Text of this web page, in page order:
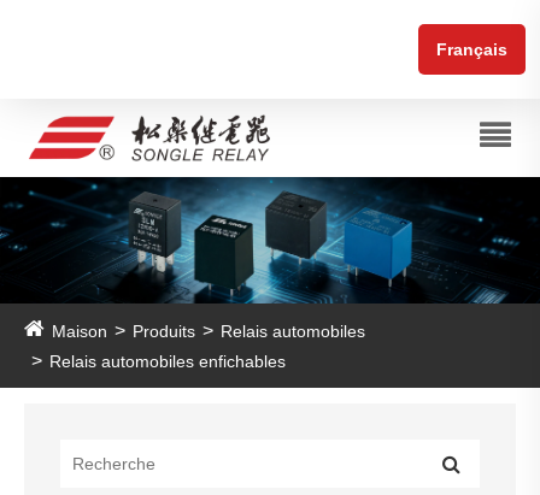
Français
Maison Produits
Relais automobiles
Relais automobiles enfichables